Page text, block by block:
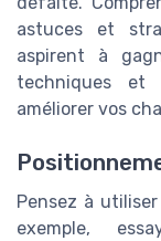
astuces et
aspirent à
techniques et
améliorer vos
Pensez à
exemple,